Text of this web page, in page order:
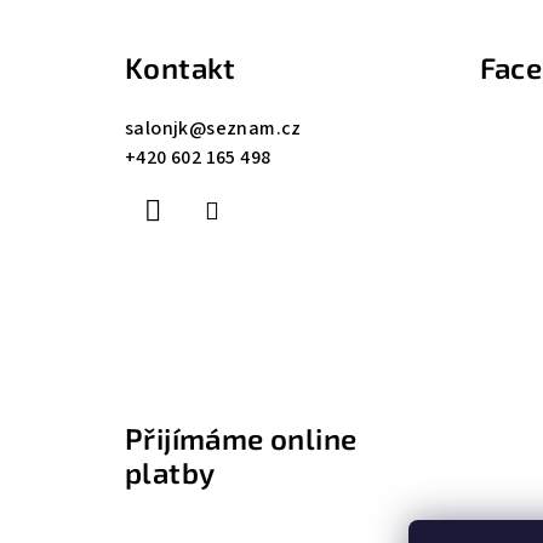
Kontakt
salonjk@seznam.cz
+420 602 165 498
Přijímáme online
platby